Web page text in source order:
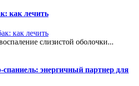
как лечить
слизистой оболочки...
спаниель: энергичный партнер для